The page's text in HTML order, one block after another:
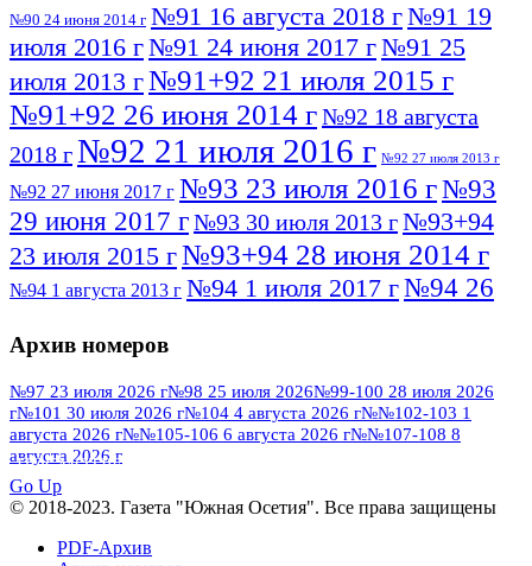
№90 24 июня 2014 г №91 16 августа 2018 г№91 19
июля 2016 г№91 24 июня 2017 г№91 25
июля 2013 г№91+92 21 июля 2015 г
№91+92 26 июня 2014 г№92 18 августа
2018 г№92 21 июля 2016 г №92 27 июля 2013 г
№92 27 июня 2017 г №93 23 июля 2016 г№93
29 июня 2017 г№93 30 июля 2013 г№93+94
23 июля 2015 г№93+94 28 июня 2014 г
№94 1 августа 2013 г №94 1 июля 2017 г№94 26
№95 7 августа 2012 г
№95 28 июля 2016 г №95+96 3 августа
2013 г№96 6 июля 2017 г№96 9 августа
2012 г №96 28 июля 2015 г
№96+97 30 июля 2016 г
№97 11 августа 2012 г
Архив номеров
№97 23 июля 2026 г№98 25 июля 2026№99-100 28 июля 2026
г№101 30 июля 2026 г№104 4 августа 2026 г№№102-103 1
августа 2026 г№№105-106 6 августа 2026 г№№107-108 8
августа 2026 г
ПОСМОТРЕТЬ ВСЕ
Go Up
© 2018-2023. Газета "Южная Осетия". Все права защищены
PDF-Архив